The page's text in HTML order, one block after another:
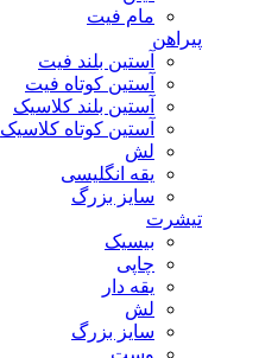
مام فیت
پیراهن
آستین بلند فیت
آستین کوتاه فیت
آستین بلند کلاسیک
آستین کوتاه کلاسیک
لش
یقه انگلیسی
سایز بزرگ
تیشرت
بیسیک
چاپی
یقه دار
لش
سایز بزرگ